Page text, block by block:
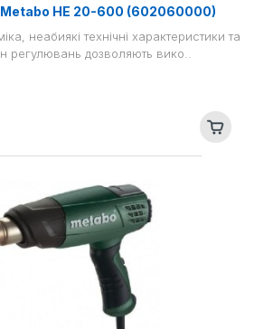
Metabo HE 20-600 (602060000)
неабиякі технічні характеристики та
регулювань дозволяють вико..